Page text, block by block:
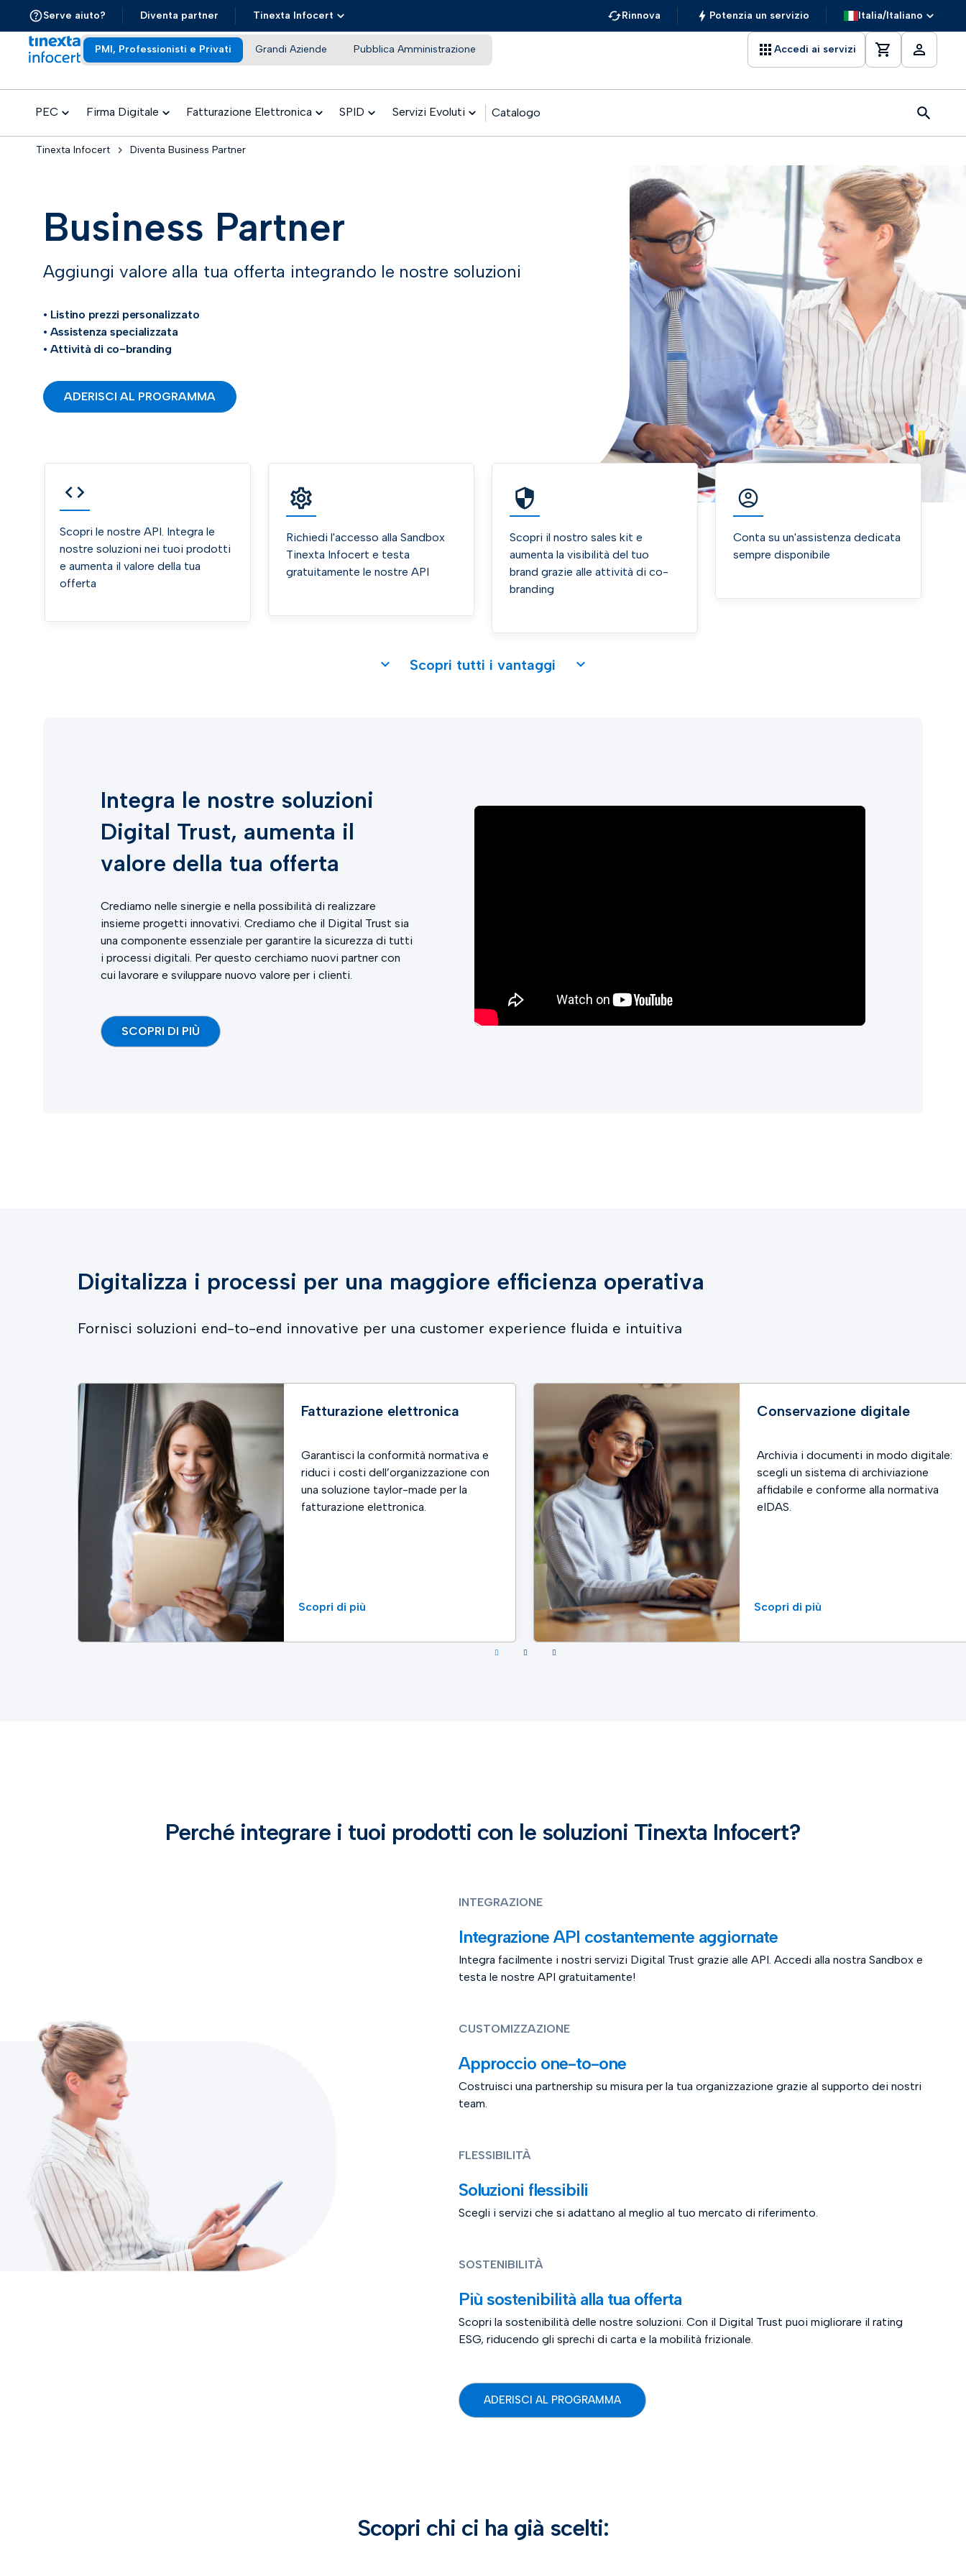
Serve aiuto? Diventa partner Tinexta Infocert Rinnova Potenzia un servizio Italia/Italiano
PMI, Professionisti e Privati Grandi Aziende Pubblica Amministrazione Accedi ai servizi
PEC Firma Digitale Fatturazione Elettronica SPID Servizi Evoluti Catalogo
Tinexta Infocert Diventa Business Partner
Business Partner
Aggiungi valore alla tua offerta integrando le nostre soluzioni
• Listino prezzi personalizzato
• Assistenza specializzata
• Attività di co-branding
ADERISCI AL PROGRAMMA
Scopri le nostre API. Integra le
nostre soluzioni nei tuoi prodotti
e aumenta il valore della tua
offerta
Richiedi l'accesso alla Sandbox
Tinexta Infocert e testa
gratuitamente le nostre API
Scopri il nostro sales kit e
aumenta la visibilità del tuo
brand grazie alle attività di co-
branding
Conta su un'assistenza dedicata
sempre disponibile
Scopri tutti i vantaggi
Integra le nostre soluzioni
Digital Trust, aumenta il
valore della tua offerta
Crediamo nelle sinergie e nella possibilità di realizzare
insieme progetti innovativi. Crediamo che il Digital Trust sia
una componente essenziale per garantire la sicurezza di tutti
i processi digitali. Per questo cerchiamo nuovi partner con
cui lavorare e sviluppare nuovo valore per i clienti.
SCOPRI DI PIÙ
Digitalizza i processi per una maggiore efficienza operativa
Fornisci soluzioni end-to-end innovative per una customer experience fluida e intuitiva
Fatturazione elettronica
Garantisci la conformità normativa e
riduci i costi dell’organizzazione con
una soluzione taylor-made per la
fatturazione elettronica.
Scopri di più
Conservazione digitale
Archivia i documenti in modo digitale:
scegli un sistema di archiviazione
affidabile e conforme alla normativa
eIDAS.
Scopri di più
Perché integrare i tuoi prodotti con le soluzioni Tinexta Infocert?
INTEGRAZIONE
Integrazione API costantemente aggiornate
Integra facilmente i nostri servizi Digital Trust grazie alle API. Accedi alla nostra Sandbox e
testa le nostre API gratuitamente!
CUSTOMIZZAZIONE
Approccio one-to-one
Costruisci una partnership su misura per la tua organizzazione grazie al supporto dei nostri
team.
FLESSIBILITÀ
Soluzioni flessibili
Scegli i servizi che si adattano al meglio al tuo mercato di riferimento.
SOSTENIBILITÀ
Più sostenibilità alla tua offerta
Scopri la sostenibilità delle nostre soluzioni. Con il Digital Trust puoi migliorare il rating
ESG, riducendo gli sprechi di carta e la mobilità frizionale.
ADERISCI AL PROGRAMMA
Scopri chi ci ha già scelti: